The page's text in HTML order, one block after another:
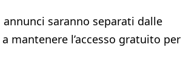
saranno separati dalle
mantenere l’accesso gratuito per